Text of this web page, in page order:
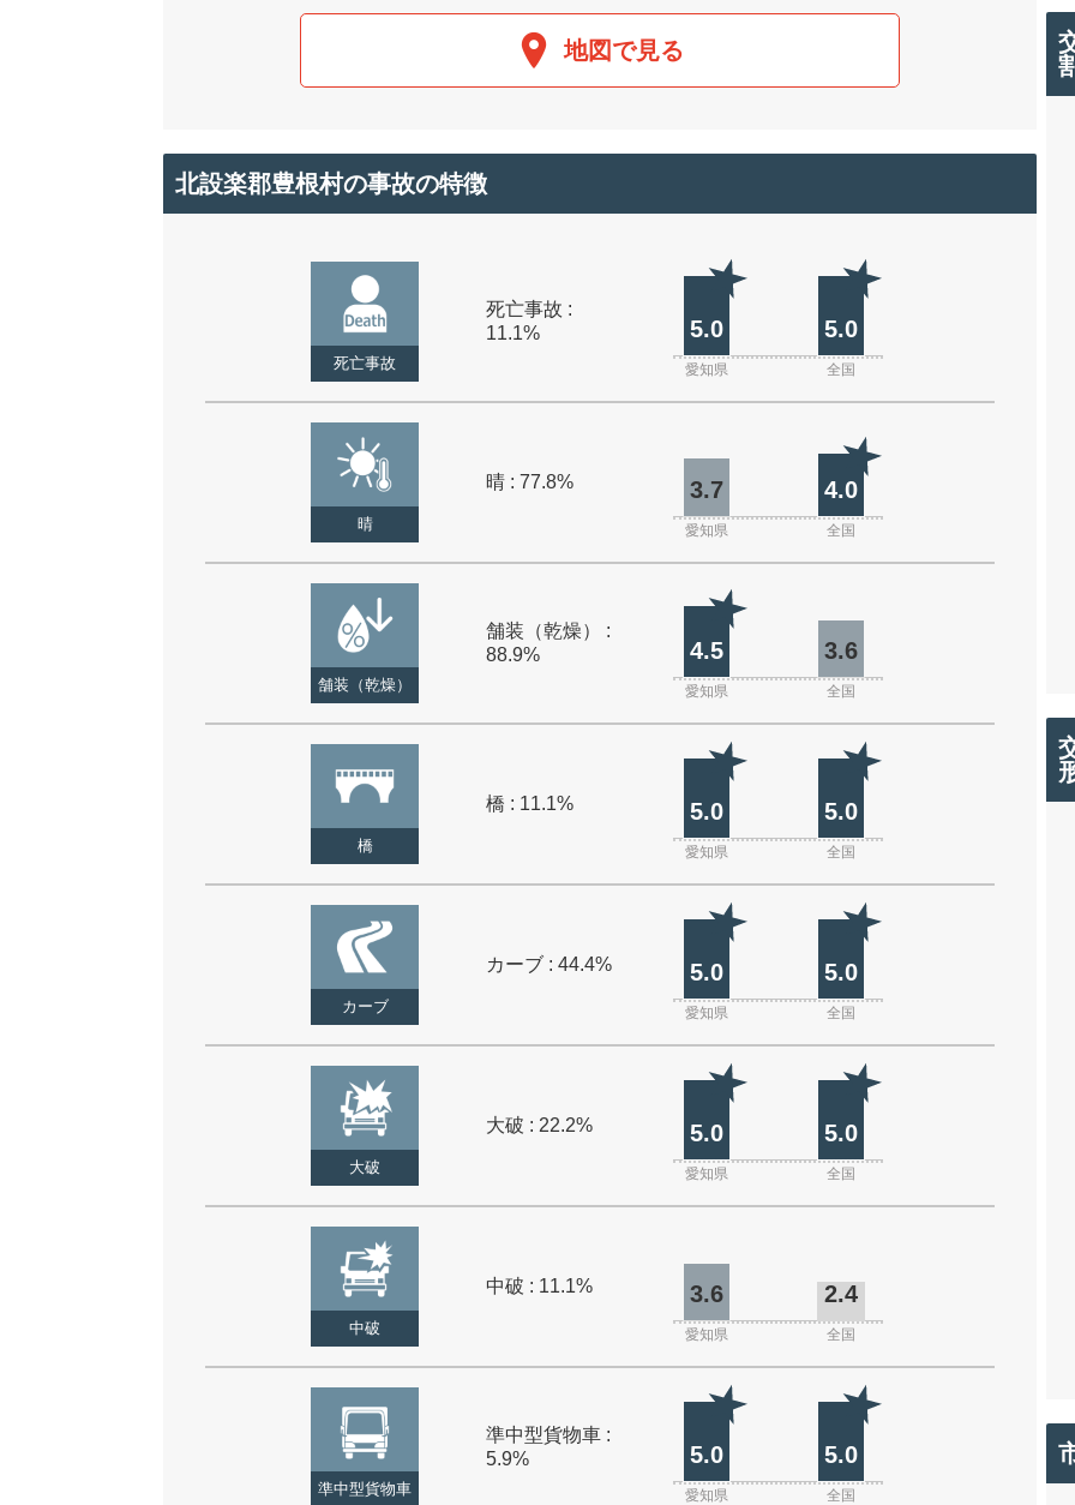
地図で見る
北設楽郡豊根村の事故の特徴
死亡事故
死亡事故 :
11.1%
5.0 5.0
愛知県 全国
晴
晴 : 77.8% 3.7 4.0
愛知県 全国
舗装（乾燥）
舗装（乾燥） :
88.9%
4.5 3.6
愛知県 全国
橋
橋 : 11.1% 5.0 5.0
愛知県 全国
カーブ
カーブ : 44.4% 5.0 5.0
愛知県 全国
大破
大破 : 22.2% 5.0 5.0
愛知県 全国
中破
中破 : 11.1% 3.6 2.4
愛知県 全国
準中型貨物車
準中型貨物車 :
5.9%
5.0 5.0
愛知県 全国